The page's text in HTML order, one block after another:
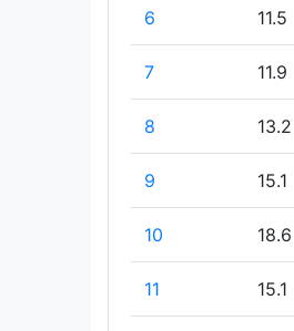
6 11.5
7 11.9
8 13.2
9 15.1
10 18.6
11 15.1